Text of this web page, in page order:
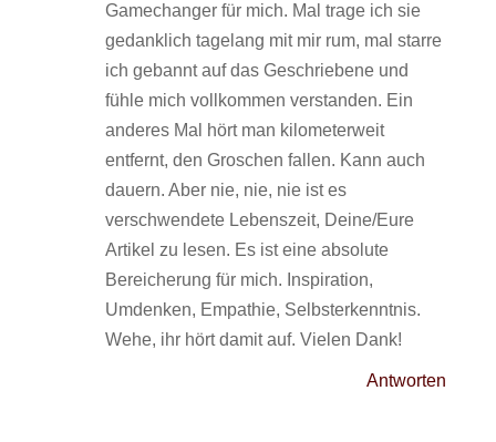
Gamechanger für mich. Mal trage ich sie
gedanklich tagelang mit mir rum, mal starre
ich gebannt auf das Geschriebene und
fühle mich vollkommen verstanden. Ein
anderes Mal hört man kilometerweit
entfernt, den Groschen fallen. Kann auch
dauern. Aber nie, nie, nie ist es
verschwendete Lebenszeit, Deine/Eure
Artikel zu lesen. Es ist eine absolute
Bereicherung für mich. Inspiration,
Umdenken, Empathie, Selbsterkenntnis.
Wehe, ihr hört damit auf. Vielen Dank!
Antworten